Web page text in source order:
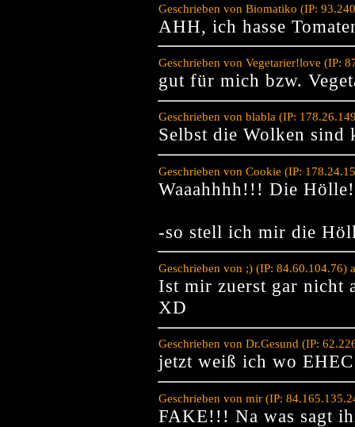
Geschrieben von Biomatiko (IP:
AHH, ich hasse
Geschrieben von Vegetarier!love (IP:
gut für mich bzw.
Geschrieben von blabla (IP:
Selbst die Wolken sind
Geschrieben von Cookie (IP:
Waaahhhh!!! Die
-so stell ich mir die
Geschrieben von ;) (IP: 84.60.104.76)
Ist mir zuerst gar nicht
XD
Geschrieben von Dr.Gesund (IP:
jetzt weiß ich wo
Geschrieben von mir (IP:
FAKE!!! Na was sagt